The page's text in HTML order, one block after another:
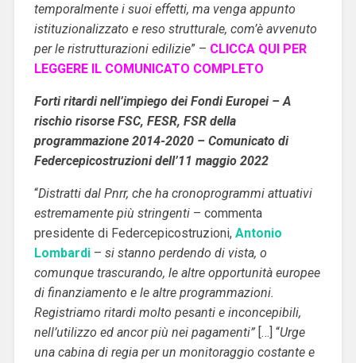
temporalmente i suoi effetti, ma venga appunto
istituzionalizzato e reso strutturale, com’è avvenuto
per le ristrutturazioni edilizie” – CLICCA QUI PER
LEGGERE IL COMUNICATO COMPLETO
Forti ritardi nell’impiego dei Fondi Europei – A
rischio risorse FSC, FESR, FSR della
programmazione 2014-2020 – Comunicato di
Federcepicostruzioni dell’11 maggio 2022
“Distratti dal Pnrr, che ha cronoprogrammi attuativi
estremamente più stringenti– commenta
presidente di Federcepicostruzioni, Antonio
Lombardi– si stanno perdendo di vista, o
comunque trascurando, le altre opportunità europee
di finanziamento e le altre programmazioni.
Registriamo ritardi molto pesanti e inconcepibili,
nell’utilizzo ed ancor più nei pagamenti”[…] “Urge
una cabina di regia per un monitoraggio costante e